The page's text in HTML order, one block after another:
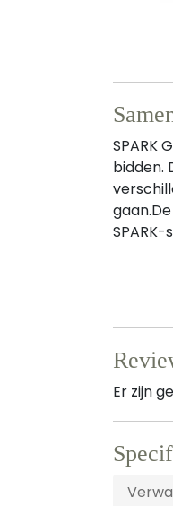
SPARK
bidden.
SPARK-
Er zijn